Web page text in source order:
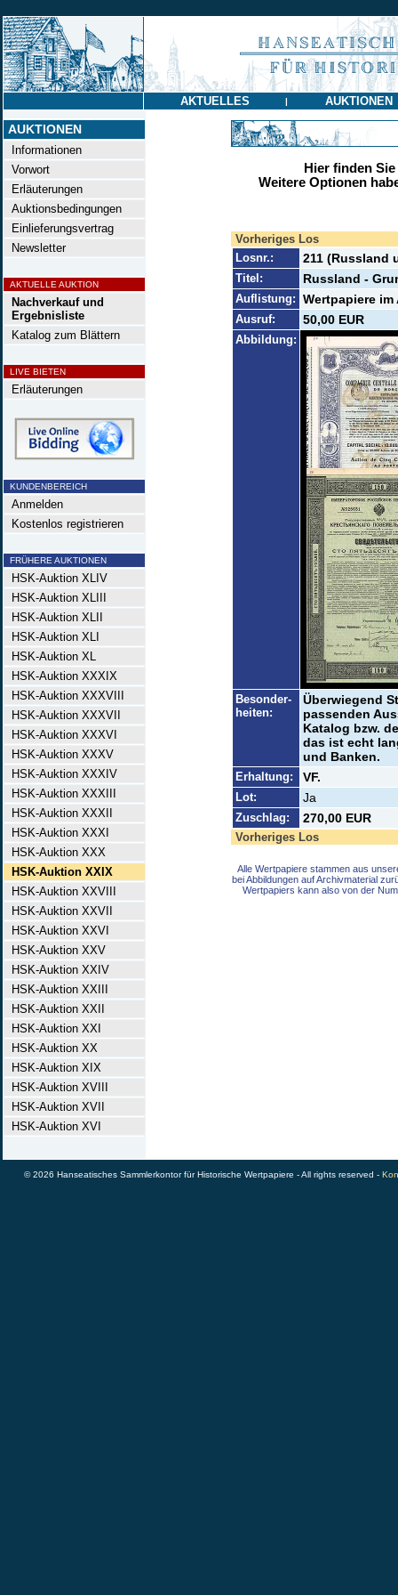
AKTUELLES | AUKTIONEN
AUKTIONEN
Informationen
Vorwort
Erläuterungen
Auktionsbedingungen
Einlieferungsvertrag
Newsletter
AKTUELLE AUKTION
Nachverkauf und
Ergebnisliste
Katalog zum Blättern
LIVE BIETEN
Erläuterungen
KUNDENBEREICH
Anmelden
Kostenlos registrieren
FRÜHERE AUKTIONEN
HSK-Auktion XLIV
HSK-Auktion XLIII
HSK-Auktion XLII
HSK-Auktion XLI
HSK-Auktion XL
HSK-Auktion XXXIX
HSK-Auktion XXXVIII
HSK-Auktion XXXVII
HSK-Auktion XXXVI
HSK-Auktion XXXV
HSK-Auktion XXXIV
HSK-Auktion XXXIII
HSK-Auktion XXXII
HSK-Auktion XXXI
HSK-Auktion XXX
HSK-Auktion XXIX
HSK-Auktion XXVIII
HSK-Auktion XXVII
HSK-Auktion XXVI
HSK-Auktion XXV
HSK-Auktion XXIV
HSK-Auktion XXIII
HSK-Auktion XXII
HSK-Auktion XXI
HSK-Auktion XX
HSK-Auktion XIX
HSK-Auktion XVIII
HSK-Auktion XVII
HSK-Auktion XVI
Hier finden
Weitere Optionen
Vorheriges Los
Losnr.:
211 (Russland
Titel: Russland -
Auflistung: Wertpapiere im
Ausruf: 50,00 EUR
Abbildung:
Besonder-
heiten:
Überwiegend
passenden
Katalog bzw.
das ist echt
und Banken.
Erhaltung: VF.
Lot: Ja
Zuschlag: 270,00 EUR
Vorheriges Los
Alle Wertpapiere stammen aus
bei Abbildungen auf Archivmaterial
Wertpapiers kann also von der
© 2026 Hanseatisches Sammlerkontor für Historische Wertpapiere - All rights reserved -